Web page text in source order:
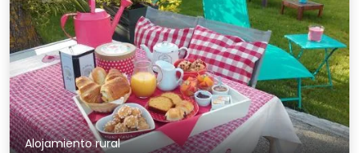
Alojamiento rural